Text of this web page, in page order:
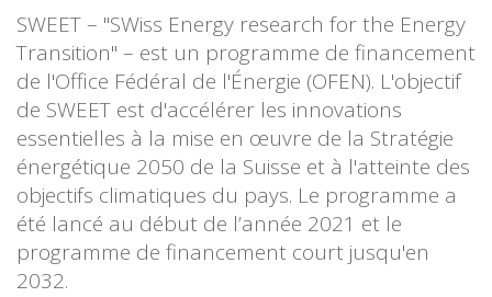
SWEET – "SWiss Energy research for the Energy
Transition" – est un programme de financement
de l'Office Fédéral de l'Énergie (OFEN). L'objectif
de SWEET est d'accélérer les innovations
essentielles à la mise en œuvre de la Stratégie
énergétique 2050 de la Suisse et à l'atteinte des
objectifs climatiques du pays. Le programme a
été lancé au début de l’année 2021 et le
programme de financement court jusqu'en
2032.